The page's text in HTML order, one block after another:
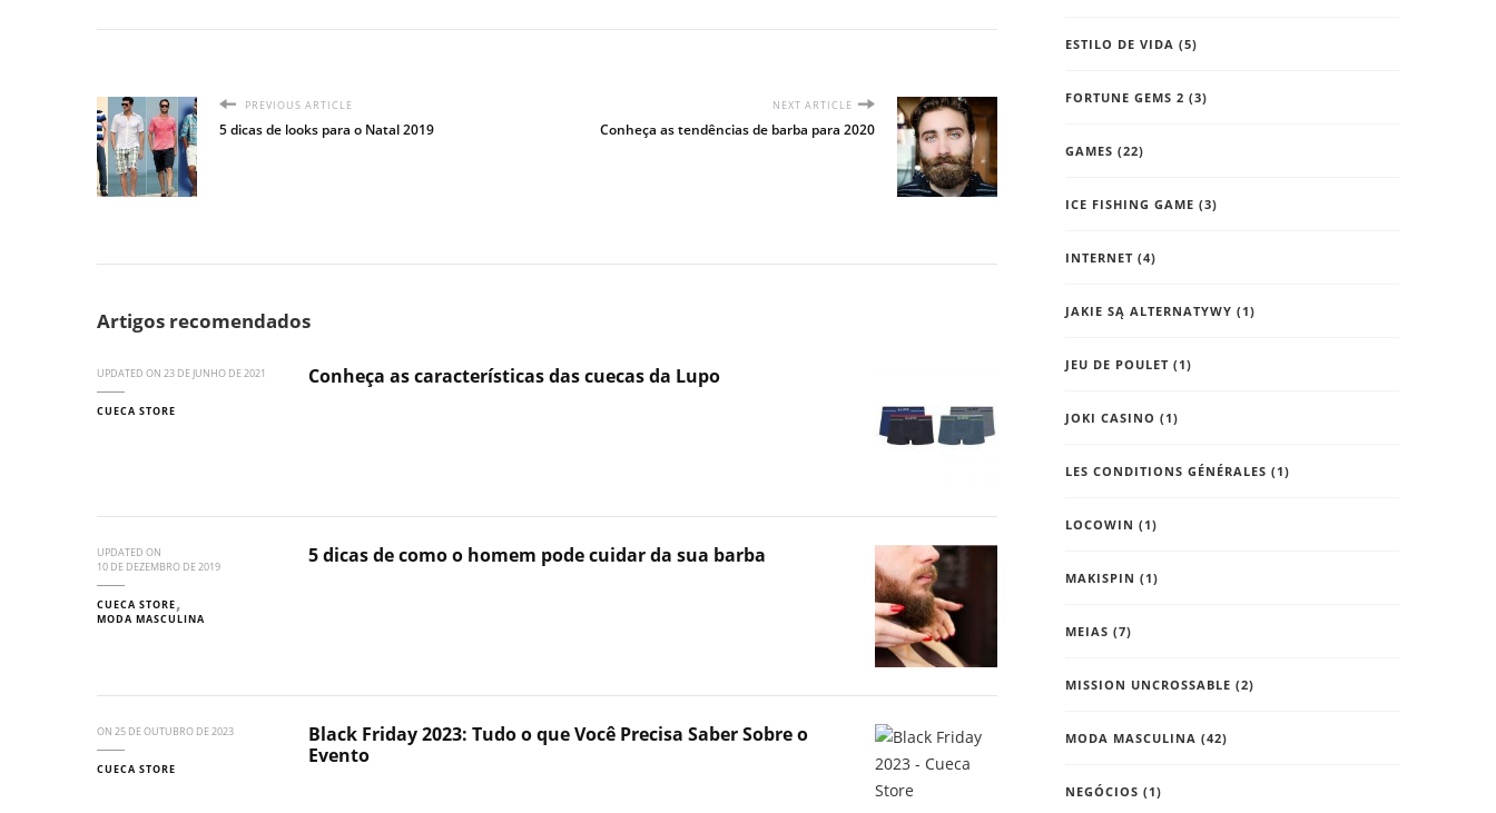
PREVIOUS ARTICLE
5 dicas de looks para o Natal 2019
NEXT ARTICLE
Conheça as tendências de barba para 2020
Artigos recomendados
UPDATED ON 23 DE JUNHO DE 2021
CUECA STORE
Conheça as características das cuecas da Lupo
UPDATED ON
10 DE DEZEMBRO DE 2019
CUECA STORE
MODA MASCULINA
5 dicas de como o homem pode cuidar da sua barba
ON 25 DE OUTUBRO DE 2023
CUECA STORE
Black Friday 2023: Tudo o que Você Precisa Saber Sobre o
Evento
ESTILO DE VIDA (5)
FORTUNE GEMS 2 (3)
GAMES (22)
ICE FISHING GAME (3)
INTERNET (4)
JAKIE SĄ ALTERNATYWY (1)
JEU DE POULET (1)
JOKI CASINO (1)
LES CONDITIONS GÉNÉRALES (1)
LOCOWIN (1)
MAKISPIN (1)
MEIAS (7)
MISSION UNCROSSABLE (2)
MODA MASCULINA (42)
NEGÓCIOS (1)